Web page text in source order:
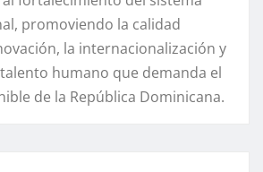
promoviendo la calidad
la internacionalización y
humano que demanda el
de la República Dominicana.